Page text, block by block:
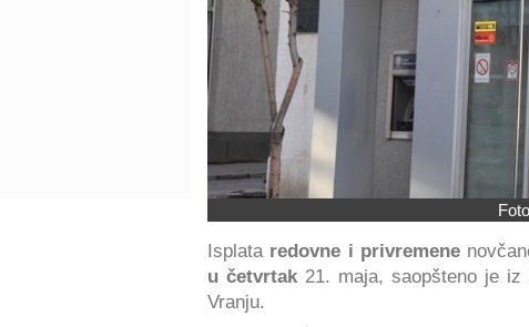
Isplata redovne i privremene
u četvrtak 21. maja, saopšteno je
Vranju.